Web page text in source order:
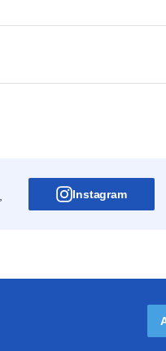
Instagram